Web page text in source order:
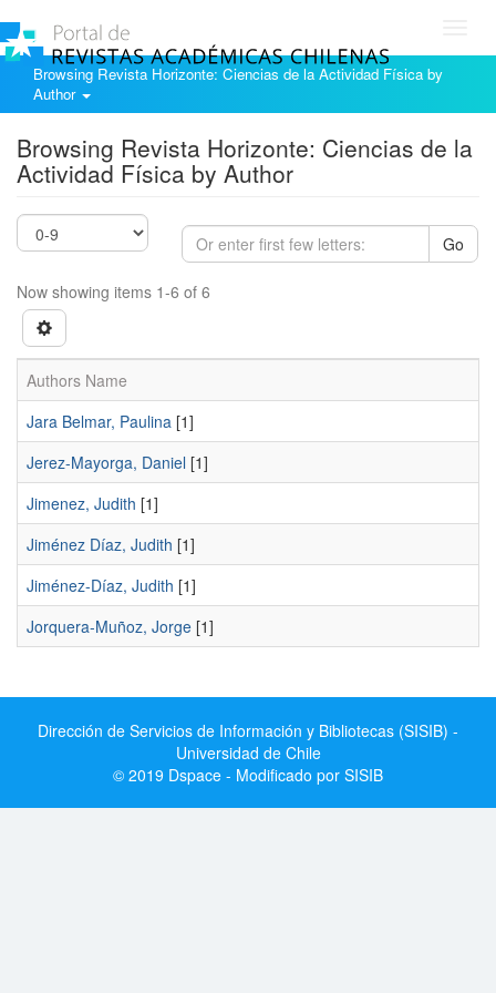
Browsing Revista Horizonte: Ciencias de la Actividad Física by
Author
Browsing Revista Horizonte: Ciencias de la
Actividad Física by Author
Go
Now showing items 1-6 of 6
Authors Name
Jara Belmar, Paulina [1]
Jerez-Mayorga, Daniel [1]
Jimenez, Judith [1]
Jiménez Díaz, Judith [1]
Jiménez-Díaz, Judith [1]
Jorquera-Muñoz, Jorge [1]
Dirección de Servicios de Información y Bibliotecas (SISIB) -
Universidad de Chile
© 2019 Dspace - Modificado por SISIB